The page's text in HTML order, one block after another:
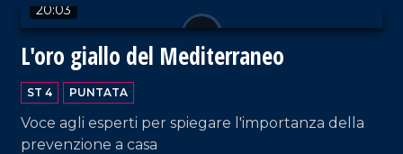
20:03
L'oro giallo del Mediterraneo
ST 4 PUNTATA
Voce agli esperti per spiegare l'importanza della
prevenzione a casa
VAI AL TITOLO